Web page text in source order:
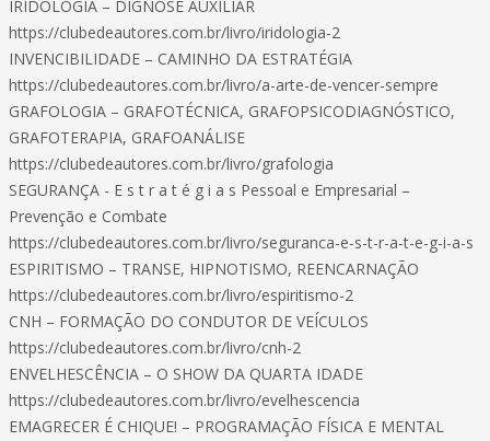
IRIDOLOGIA – DIGNOSE AUXILIAR
https://clubedeautores.com.br/livro/iridologia-2
INVENCIBILIDADE – CAMINHO DA ESTRATÉGIA
https://clubedeautores.com.br/livro/a-arte-de-vencer-sempre
GRAFOLOGIA – GRAFOTÉCNICA, GRAFOPSICODIAGNÓSTICO,
GRAFOTERAPIA, GRAFOANÁLISE
https://clubedeautores.com.br/livro/grafologia
SEGURANÇA - E s t r a t é g i a s Pessoal e Empresarial –
Prevenção e Combate
https://clubedeautores.com.br/livro/seguranca-e-s-t-r-a-t-e-g-i-a-s
ESPIRITISMO – TRANSE, HIPNOTISMO, REENCARNAÇÃO
https://clubedeautores.com.br/livro/espiritismo-2
CNH – FORMAÇÃO DO CONDUTOR DE VEÍCULOS
https://clubedeautores.com.br/livro/cnh-2
ENVELHESCÊNCIA – O SHOW DA QUARTA IDADE
https://clubedeautores.com.br/livro/evelhescencia
EMAGRECER É CHIQUE! – PROGRAMAÇÃO FÍSICA E MENTAL